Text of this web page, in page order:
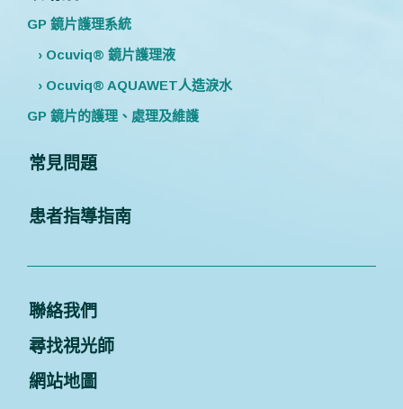
GP 鏡片護理系統
› Ocuviq® 鏡片護理液
› Ocuviq® AQUAWET人造淚水
GP 鏡片的護理、處理及維護
常見問題
患者指導指南
聯絡我們
尋找視光師
網站地圖